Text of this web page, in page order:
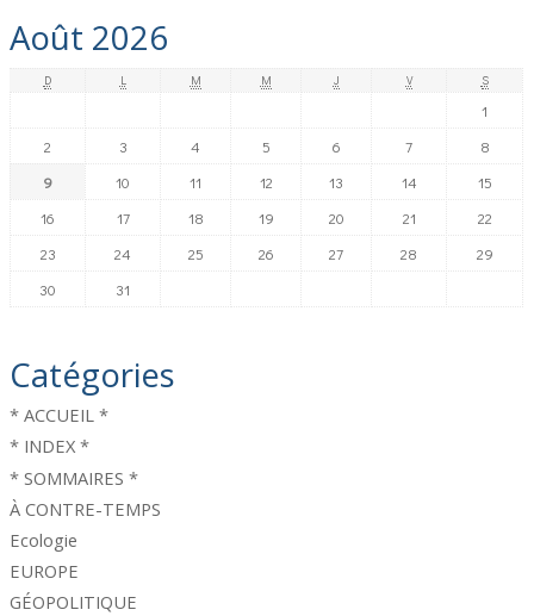
Août 2026
D L M M J V S
1
2
3 4 5 6 7
8
9
10 11 12 13 14
15
16
17 18 19 20 21
22
23
24 25 26 27 28
29
30
31
Catégories
* ACCUEIL *
* INDEX *
* SOMMAIRES *
À CONTRE-TEMPS
Ecologie
EUROPE
GÉOPOLITIQUE